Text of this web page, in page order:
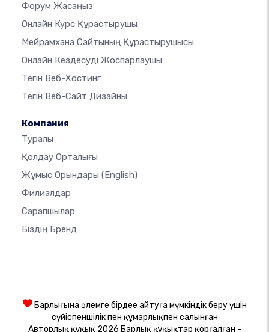
Форум Жасаңыз
Онлайн Курс Құрастырушы
Мейрамхана Сайтының Құрастырушысы
Онлайн Кездесуді Жоспарлаушы
Тегін Веб-Хостинг
Тегін Веб-Сайт Дизайны
Компания
Туралы
Қолдау Орталығы
Жұмыс Орындары (English)
Филиалдар
Сарапшылар
Біздің Бренд
Барлығына әлемге бірдеңе айтуға мүмкіндік беру үшін
сүйіспеншілік пен құмарлықпен салынған
Авторлық құқық 2026 Барлық құқықтар қорғалған -